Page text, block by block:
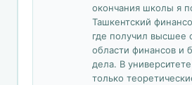
окончания школы я
Ташкентский
где получил высшее
области финансов и
дела. В
только